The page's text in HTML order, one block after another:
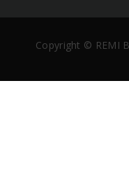
Copyright © REMI